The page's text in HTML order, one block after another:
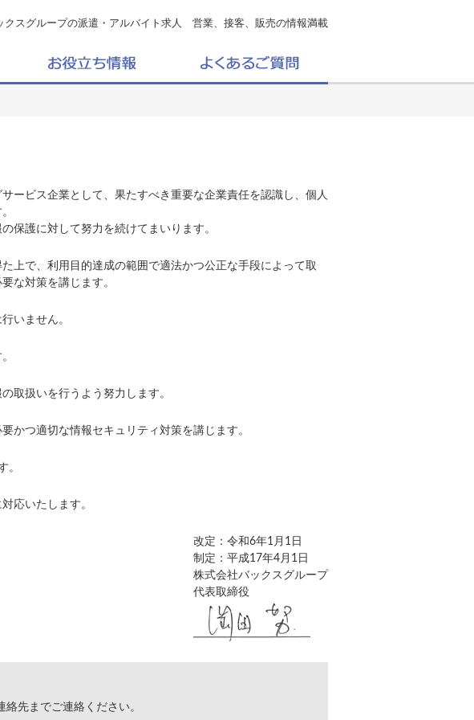
クスグループの派遣・アルバイト求人 営業、接客、販売の情報満載
ービス企業として、果たすべき重要な企業責任を認識し、個人
保護に対して努力を続けてまいります。
上で、利用目的達成の範囲で適法かつ公正な手段によって取
な対策を講じます。
いません。
取扱いを行うよう努力します。
かつ適切な情報セキュリティ対策を講じます。
。
応いたします。
改定：令和6年1月1日
制定：平成17年4月1日
株式会社バックスグループ
代表取締役
先までご連絡ください。